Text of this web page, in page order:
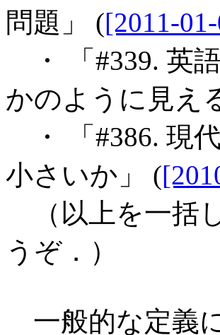
問題」 ([2011-
・ 「#339. 英
かのように見え
・ 「#386. 現
小さいか」 (
（以上を一括
うぞ．）
一般的な定義